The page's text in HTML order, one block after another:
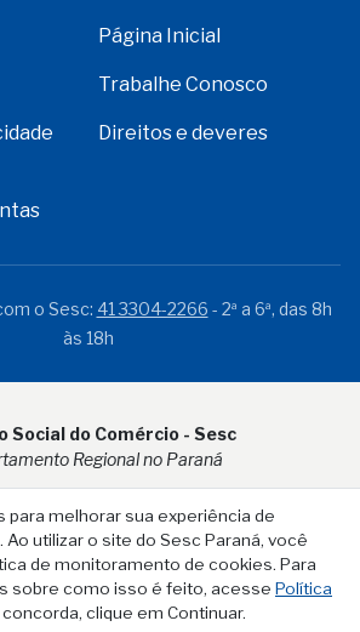
melhorar sua experiência de
utilizar o site do Sesc Paraná, você
de monitoramento de cookies. Para
sobre como isso é feito, acesse Política
clique em Continuar.
Página Inicial
Trabalhe Conosco
Direitos e deveres
o Sesc: 41 3304-2266 - 2ª a 6ª, das 8h
às 18h
Social do Comércio - Sesc
Regional no Paraná
Branco, 931 - CEP 80.410-001 - Curitiba -
PR